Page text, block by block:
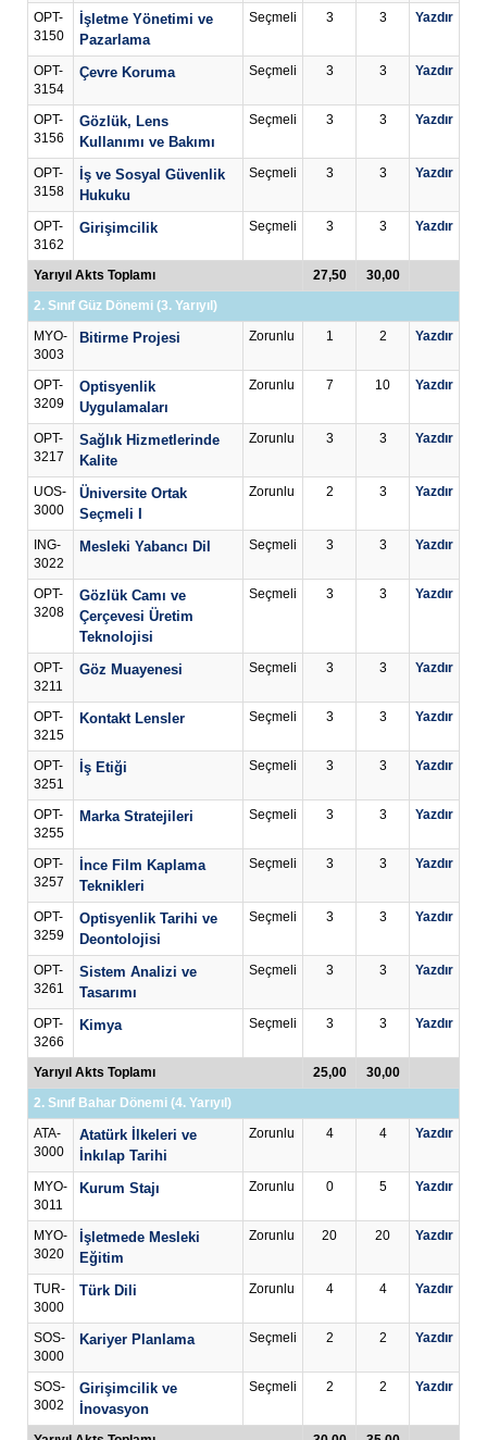
OPT-
3150
İşletme Yönetimi ve
Pazarlama
Seçmeli 3 3 Yazdır
OPT-
3154
Çevre Koruma Seçmeli 3 3 Yazdır
OPT-
3156
Gözlük, Lens
Kullanımı ve Bakımı
Seçmeli 3 3 Yazdır
OPT-
3158
İş ve Sosyal Güvenlik
Hukuku
Seçmeli 3 3 Yazdır
OPT-
3162
Girişimcilik Seçmeli 3 3 Yazdır
Yarıyıl Akts Toplamı 27,50
30,00
2. Sınıf Güz Dönemi (3. Yarıyıl)
MYO-
3003
Bitirme Projesi Zorunlu 1 2 Yazdır
OPT-
3209
Optisyenlik
Uygulamaları
Zorunlu 7 10 Yazdır
OPT-
3217
Sağlık Hizmetlerinde
Kalite
Zorunlu 3 3 Yazdır
UOS-
3000
Üniversite Ortak
Seçmeli I
Zorunlu 2 3 Yazdır
ING-
3022
Mesleki Yabancı Dil Seçmeli 3 3 Yazdır
OPT-
3208
Gözlük Camı ve
Çerçevesi Üretim
Teknolojisi
Seçmeli 3 3 Yazdır
OPT-
3211
Göz Muayenesi Seçmeli 3 3 Yazdır
OPT-
3215
Kontakt Lensler Seçmeli 3 3 Yazdır
OPT-
3251
İş Etiği Seçmeli 3 3 Yazdır
OPT-
3255
Marka Stratejileri Seçmeli 3 3 Yazdır
OPT-
3257
İnce Film Kaplama
Teknikleri
Seçmeli 3 3 Yazdır
OPT-
3259
Optisyenlik Tarihi ve
Deontolojisi
Seçmeli 3 3 Yazdır
OPT-
3261
Sistem Analizi ve
Tasarımı
Seçmeli 3 3 Yazdır
OPT-
3266
Kimya Seçmeli 3 3 Yazdır
Yarıyıl Akts Toplamı 25,00
30,00
2. Sınıf Bahar Dönemi (4. Yarıyıl)
ATA-
3000
Atatürk İlkeleri ve
İnkılap Tarihi
Zorunlu 4 4 Yazdır
MYO-
3011
Kurum Stajı Zorunlu 0 5 Yazdır
MYO-
3020
İşletmede Mesleki
Eğitim
Zorunlu 20 20 Yazdır
TUR-
3000
Türk Dili Zorunlu 4 4 Yazdır
SOS-
3000
Kariyer Planlama Seçmeli 2 2 Yazdır
SOS-
3002
Girişimcilik ve
İnovasyon
Seçmeli 2 2 Yazdır